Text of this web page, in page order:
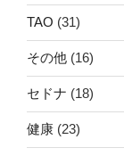
TAO (31)
その他 (16)
セドナ (18)
健康 (23)